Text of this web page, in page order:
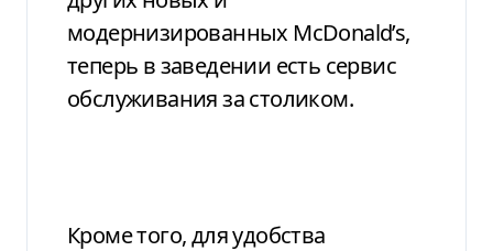
модернизированных McDonald’s,
теперь в заведении есть сервис
обслуживания за столиком.
Кроме того, для удобства